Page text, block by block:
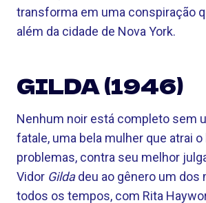
transforma em uma conspiração
além da cidade de Nova York.
GILDA (1946)
Nenhum noir está completo sem
fatale, uma bela mulher que atrai
problemas, contra seu melhor
Vidor Gildadeu ao gênero um dos
todos os tempos, com Rita